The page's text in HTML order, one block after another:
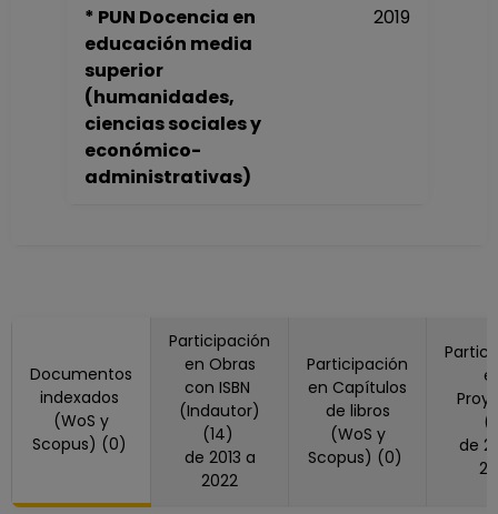
Desde 01-04-2012
ASOCIADO C TC
Definitivo
Escuela Nacional
Colegio de Ciencias
y Humanidades
* PUN Docencia en
educación media
superior
(humanidades,
ciencias sociales y
económico-
administrativas)
2019
Documentos
indexados
(WoS y
Scopus) (0)
Participación
en Obras
con ISBN
(Indautor)
(14)
de 2013 a
2022
Participación
en Capítulos
de libros
(WoS y
Scopus) (0)
de 2019 a